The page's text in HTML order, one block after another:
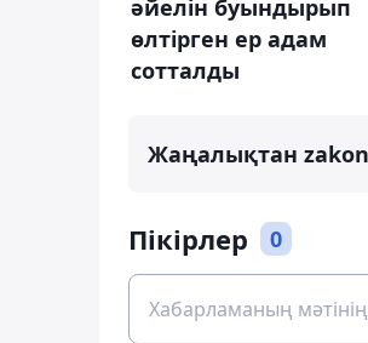
әйелін буындырып
өлтірген ер адам
сотталды
Жаңалықтан
Пікірлер 0